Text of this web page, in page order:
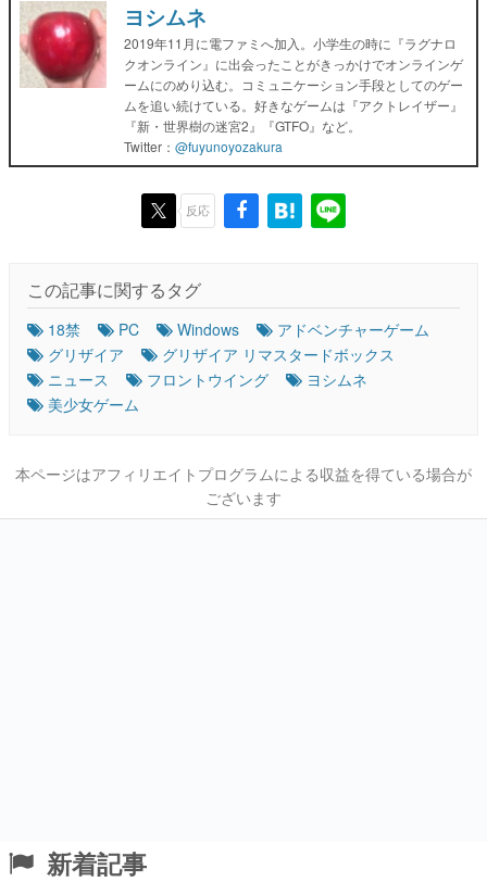
ヨシムネ
2019年11月に電ファミへ加入。小学生の時に『ラグナロ
クオンライン』に出会ったことがきっかけでオンラインゲ
ームにのめり込む。コミュニケーション手段としてのゲー
ムを追い続けている。好きなゲームは『アクトレイザー』
『新・世界樹の迷宮2』『GTFO』など。
Twitter： @fuyunoyozakura
反応
この記事に関するタグ
18禁 PC Windows
アドベンチャーゲーム
グリザイア
グリザイア リマスタードボックス
ニュース
フロントウイング
ヨシムネ
美少女ゲーム
本ページはアフィリエイトプログラムによる収益を得ている場合が
ございます
新着記事